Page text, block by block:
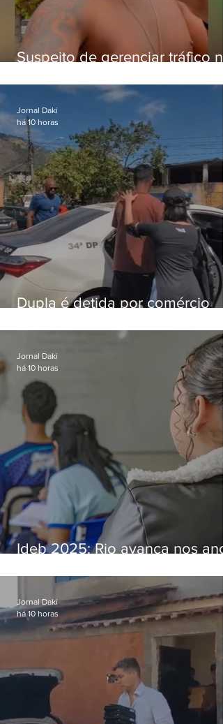
Suspeito de gerenciar tráfico na
foragido
Dupla é detida por comércio
Bangu
Jornal Daki
há 10 horas
Ideb 2025: Rio avança nos
nacional
Jornal Daki
há 10 horas
Jornal Daki
há 10 horas